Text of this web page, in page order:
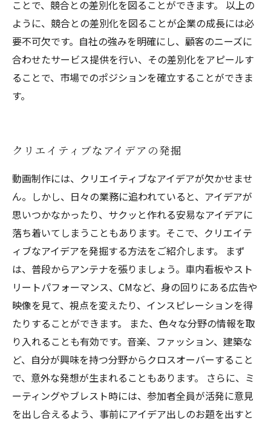
ことで、競合との差別化を図ることができます。 以上の
ように、競合との差別化を図ることが企業の成長には必
要不可欠です。自社の強みを明確にし、顧客のニーズに
合わせたサービス提供を行い、その差別化をアピールす
ることで、市場でのポジションを確立することができま
す。
クリエイティブなアイデアの発掘
動画制作には、クリエイティブなアイデアが欠かせませ
ん。しかし、日々の業務に追われていると、アイデアが
思いつかなかったり、サクッと作れる安易なアイデアに
落ち着いてしまうこともあります。そこで、クリエイテ
ィブなアイデアを発掘する方法をご紹介します。 まず
は、普段からアンテナを張りましょう。車内看板やスト
リートパフォーマンス、CMなど、身の回りにある広告や
映像を見て、視点を変えたり、インスピレーションを得
たりすることができます。 また、色々な分野の情報を取
り入れることも有効です。音楽、ファッション、建築な
ど、自分が興味を持つ分野からクロスオーバーすること
で、意外な発想が生まれることもあります。 さらに、ミ
ーティングやブレスト時には、参加者全員が活発に意見
を出し合えるよう、事前にアイデア出しのお題を出すと